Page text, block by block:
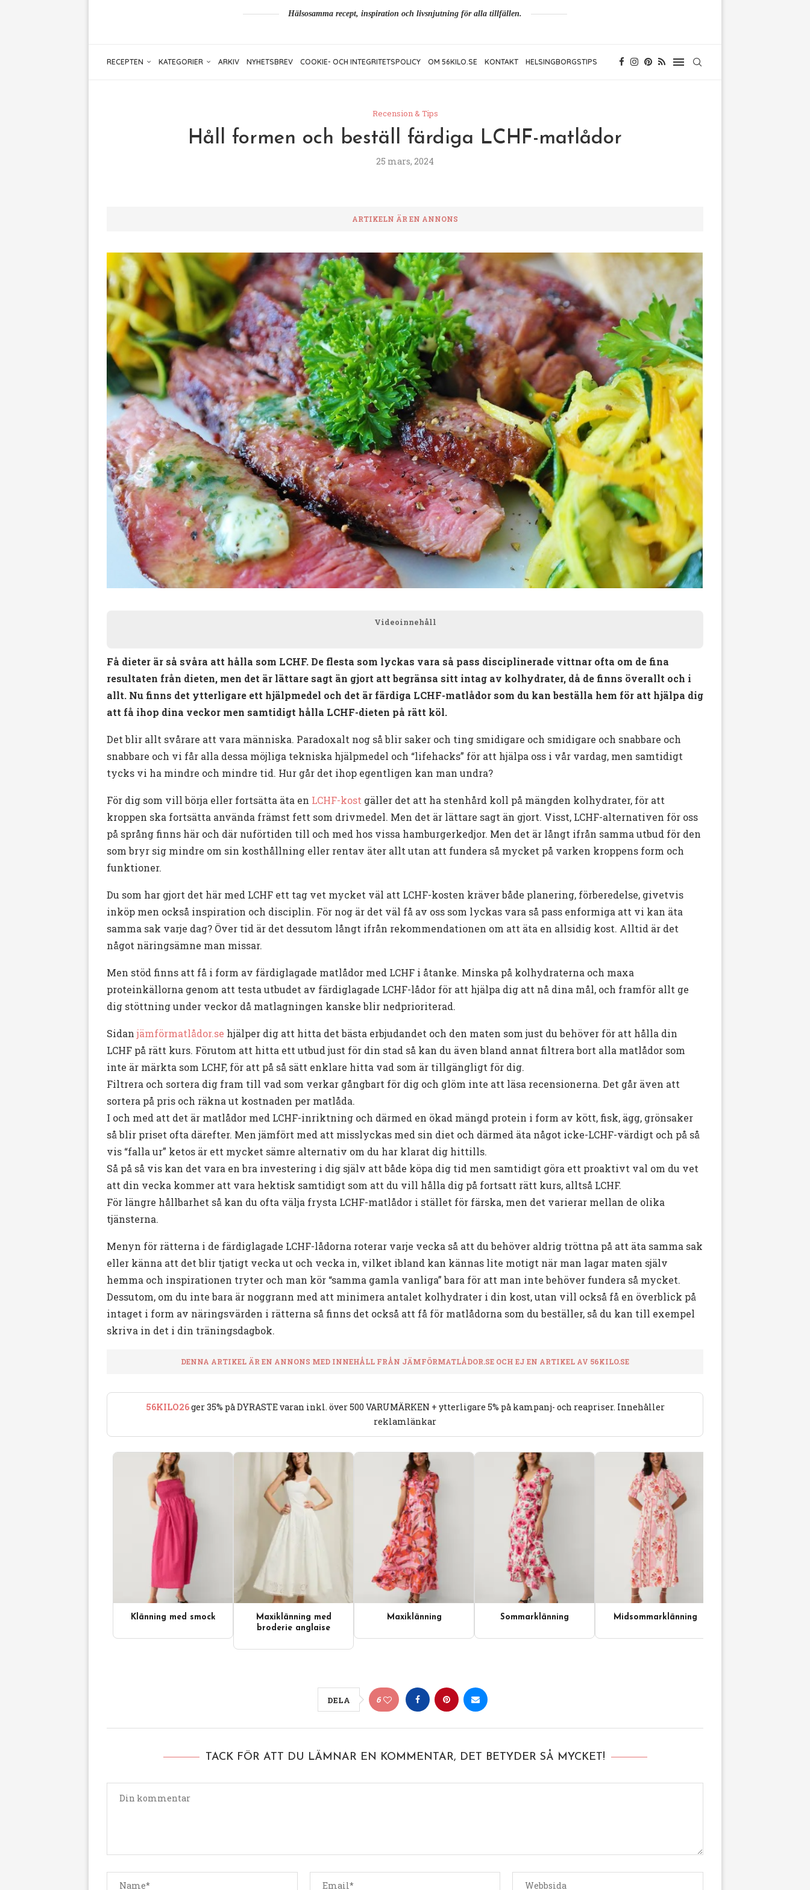
Hälsosamma recept, inspiration och livsnjutning för alla tillfällen.
RECEPTEN KATEGORIER ARKIV NYHETSBREV COOKIE- OCH INTEGRITETSPOLICY OM 56KILO.SE KONTAKT HELSINGBORGSTIPS
Recension & Tips
Håll formen och beställ färdiga LCHF-matlådor
25 mars, 2024
ARTIKELN ÄR EN ANNONS
Videoinnehåll
Få dieter är så svåra att hålla som LCHF. De flesta som lyckas vara så pass disciplinerade vittnar ofta om de fina
resultaten från dieten, men det är lättare sagt än gjort att begränsa sitt intag av kolhydrater, då de finns överallt och i
allt. Nu finns det ytterligare ett hjälpmedel och det är färdiga LCHF-matlådor som du kan beställa hem för att hjälpa dig
att få ihop dina veckor men samtidigt hålla LCHF-dieten på rätt köl.
Det blir allt svårare att vara människa. Paradoxalt nog så blir saker och ting smidigare och smidigare och snabbare och
snabbare och vi får alla dessa möjliga tekniska hjälpmedel och “lifehacks” för att hjälpa oss i vår vardag, men samtidigt
tycks vi ha mindre och mindre tid. Hur går det ihop egentligen kan man undra?
För dig som vill börja eller fortsätta äta en LCHF-kost gäller det att ha stenhård koll på mängden kolhydrater, för att
kroppen ska fortsätta använda främst fett som drivmedel. Men det är lättare sagt än gjort. Visst, LCHF-alternativen för oss
på språng finns här och där nuförtiden till och med hos vissa hamburgerkedjor. Men det är långt ifrån samma utbud för den
som bryr sig mindre om sin kosthållning eller rentav äter allt utan att fundera så mycket på varken kroppens form och
funktioner.
Du som har gjort det här med LCHF ett tag vet mycket väl att LCHF-kosten kräver både planering, förberedelse, givetvis
inköp men också inspiration och disciplin. För nog är det väl få av oss som lyckas vara så pass enformiga att vi kan äta
samma sak varje dag? Över tid är det dessutom långt ifrån rekommendationen om att äta en allsidig kost. Alltid är det
något näringsämne man missar.
Men stöd finns att få i form av färdiglagade matlådor med LCHF i åtanke. Minska på kolhydraterna och maxa
proteinkällorna genom att testa utbudet av färdiglagade LCHF-lådor för att hjälpa dig att nå dina mål, och framför allt ge
dig stöttning under veckor då matlagningen kanske blir nedprioriterad.
Sidanjämförmatlådor.se hjälper dig att hitta det bästa erbjudandet och den maten som just du behöver för att hålla din
LCHF på rätt kurs. Förutom att hitta ett utbud just för din stad så kan du även bland annat filtrera bort alla matlådor som
inte är märkta som LCHF, för att på så sätt enklare hitta vad som är tillgängligt för dig.
Filtrera och sortera dig fram till vad som verkar gångbart för dig och glöm inte att läsa recensionerna. Det går även att
sortera på pris och räkna ut kostnaden per matlåda.
I och med att det är matlådor med LCHF-inriktning och därmed en ökad mängd protein i form av kött, fisk, ägg, grönsaker
så blir priset ofta därefter. Men jämfört med att misslyckas med sin diet och därmed äta något icke-LCHF-värdigt och på så
vis “falla ur” ketos är ett mycket sämre alternativ om du har klarat dig hittills.
Så på så vis kan det vara en bra investering i dig själv att både köpa dig tid men samtidigt göra ett proaktivt val om du vet
att din vecka kommer att vara hektisk samtidigt som att du vill hålla dig på fortsatt rätt kurs, alltså LCHF.
För längre hållbarhet så kan du ofta välja frysta LCHF-matlådor i stället för färska, men det varierar mellan de olika
tjänsterna.
Menyn för rätterna i de färdiglagade LCHF-lådorna roterar varje vecka så att du behöver aldrig tröttna på att äta samma sak
eller känna att det blir tjatigt vecka ut och vecka in, vilket ibland kan kännas lite motigt när man lagar maten själv
hemma och inspirationen tryter och man kör “samma gamla vanliga” bara för att man inte behöver fundera så mycket.
Dessutom, om du inte bara är noggrann med att minimera antalet kolhydrater i din kost, utan vill också få en överblick på
intaget i form av näringsvärden i rätterna så finns det också att få för matlådorna som du beställer, så du kan till exempel
skriva in det i din träningsdagbok.
DENNA ARTIKEL ÄR EN ANNONS MED INNEHÅLL FRÅN JÄMFÖRMATLÅDOR.SE OCH EJ EN ARTIKEL AV 56KILO.SE
56KILO26ger 35% på DYRASTE varan inkl. över 500 VARUMÄRKEN + ytterligare 5% på kampanj- och reapriser. Innehåller
reklamlänkar
Klänning med smock
Maxiklänning med
broderie anglaise
Maxiklänning Sommarklänning Midsommarklänning
DELA 6
TACK FÖR ATT DU LÄMNAR EN KOMMENTAR, DET BETYDER SÅ MYCKET!